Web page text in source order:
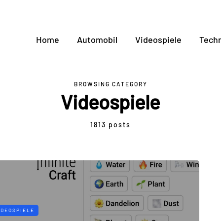
Home Automobil Videospiele
BROWSING CATEGORY
Videospiele
1813 posts